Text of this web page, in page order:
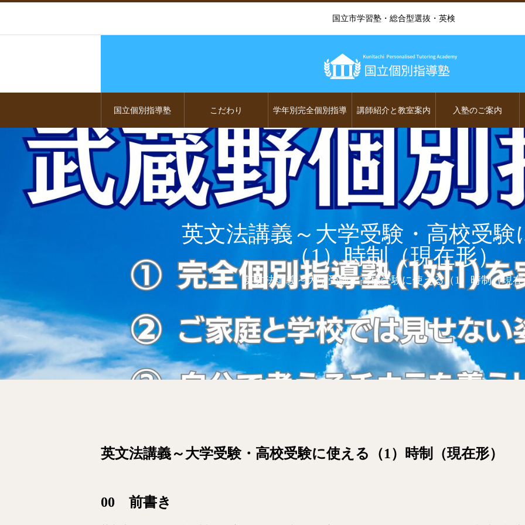
国立市学習塾・総合型選抜・英検
国立個別指導塾 こだわり 学年別完全個別指導 講師紹介と教室案内 入塾のご案内
英文法講義～大学受験・高校受験
（1）時制（現在形）
英文法講義～大学受験・高校受験に使える（1）時制（現
英文法講義～大学受験・高校受験に使える（1）時制（現在形）
00 前書き